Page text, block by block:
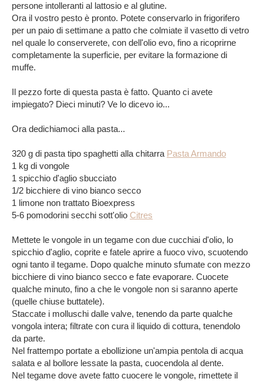
persone intolleranti al lattosio e al glutine.
Ora il vostro pesto è pronto. Potete conservarlo in frigorifero
per un paio di settimane a patto che colmiate il vasetto di vetro
nel quale lo conserverete, con dell'olio evo, fino a ricoprirne
completamente la superficie, per evitare la formazione di
muffe.
Il pezzo forte di questa pasta è fatto. Quanto ci avete
impiegato? Dieci minuti? Ve lo dicevo io...
Ora dedichiamoci alla pasta...
320 g di pasta tipo spaghetti alla chitarra Pasta Armando
1 kg di vongole
1 spicchio d'aglio sbucciato
1/2 bicchiere di vino bianco secco
1 limone non trattato Bioexpress
5-6 pomodorini secchi sott'olio Citres
Mettete le vongole in un tegame con due cucchiai d'olio, lo
spicchio d'aglio, coprite e fatele aprire a fuoco vivo, scuotendo
ogni tanto il tegame. Dopo qualche minuto sfumate con mezzo
bicchiere di vino bianco secco e fate evaporare. Cuocete
qualche minuto, fino a che le vongole non si saranno aperte
(quelle chiuse buttatele).
Staccate i molluschi dalle valve, tenendo da parte qualche
vongola intera; filtrate con cura il liquido di cottura, tenendolo
da parte.
Nel frattempo portate a ebollizione un'ampia pentola di acqua
salata e al bollore lessate la pasta, cuocendola al dente.
Nel tegame dove avete fatto cuocere le vongole, rimettete il